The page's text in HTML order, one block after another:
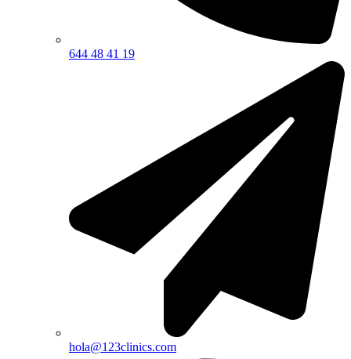
644 48 41 19
hola@123clinics.com